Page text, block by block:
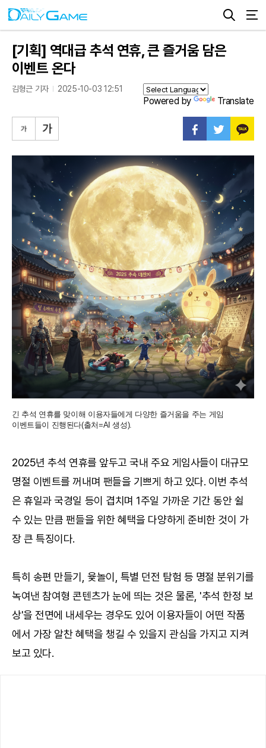
[기획] 역대급 추석 연휴, 큰 즐거움 담은
이벤트 온다
김형근 기자 2025-10-03 12:51
Powered by Translate
긴 추석 연휴를 맞이해 이용자들에게 다양한 즐거움을 주는 게임
이벤트들이 진행된다(출처=AI 생성).
2025년 추석 연휴를 앞두고 국내 주요 게임사들이 대규모
명절 이벤트를 꺼내며 팬들을 기쁘게 하고 있다. 이번 추석
은 휴일과 국경일 등이 겹치며 1주일 가까운 기간 동안 쉴
수 있는 만큼 팬들을 위한 혜택을 다양하게 준비한 것이 가
장 큰 특징이다.
특히 송편 만들기, 윷놀이, 특별 던전 탐험 등 명절 분위기를
녹여낸 참여형 콘텐츠가 눈에 띄는 것은 물론, '추석 한정 보
상'을 전면에 내세우는 경우도 있어 이용자들이 어떤 작품
에서 가장 알찬 혜택을 챙길 수 있을지 관심을 가지고 지켜
보고 있다.